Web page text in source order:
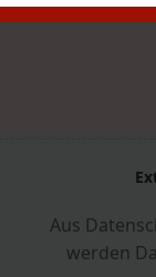
Aus
werden